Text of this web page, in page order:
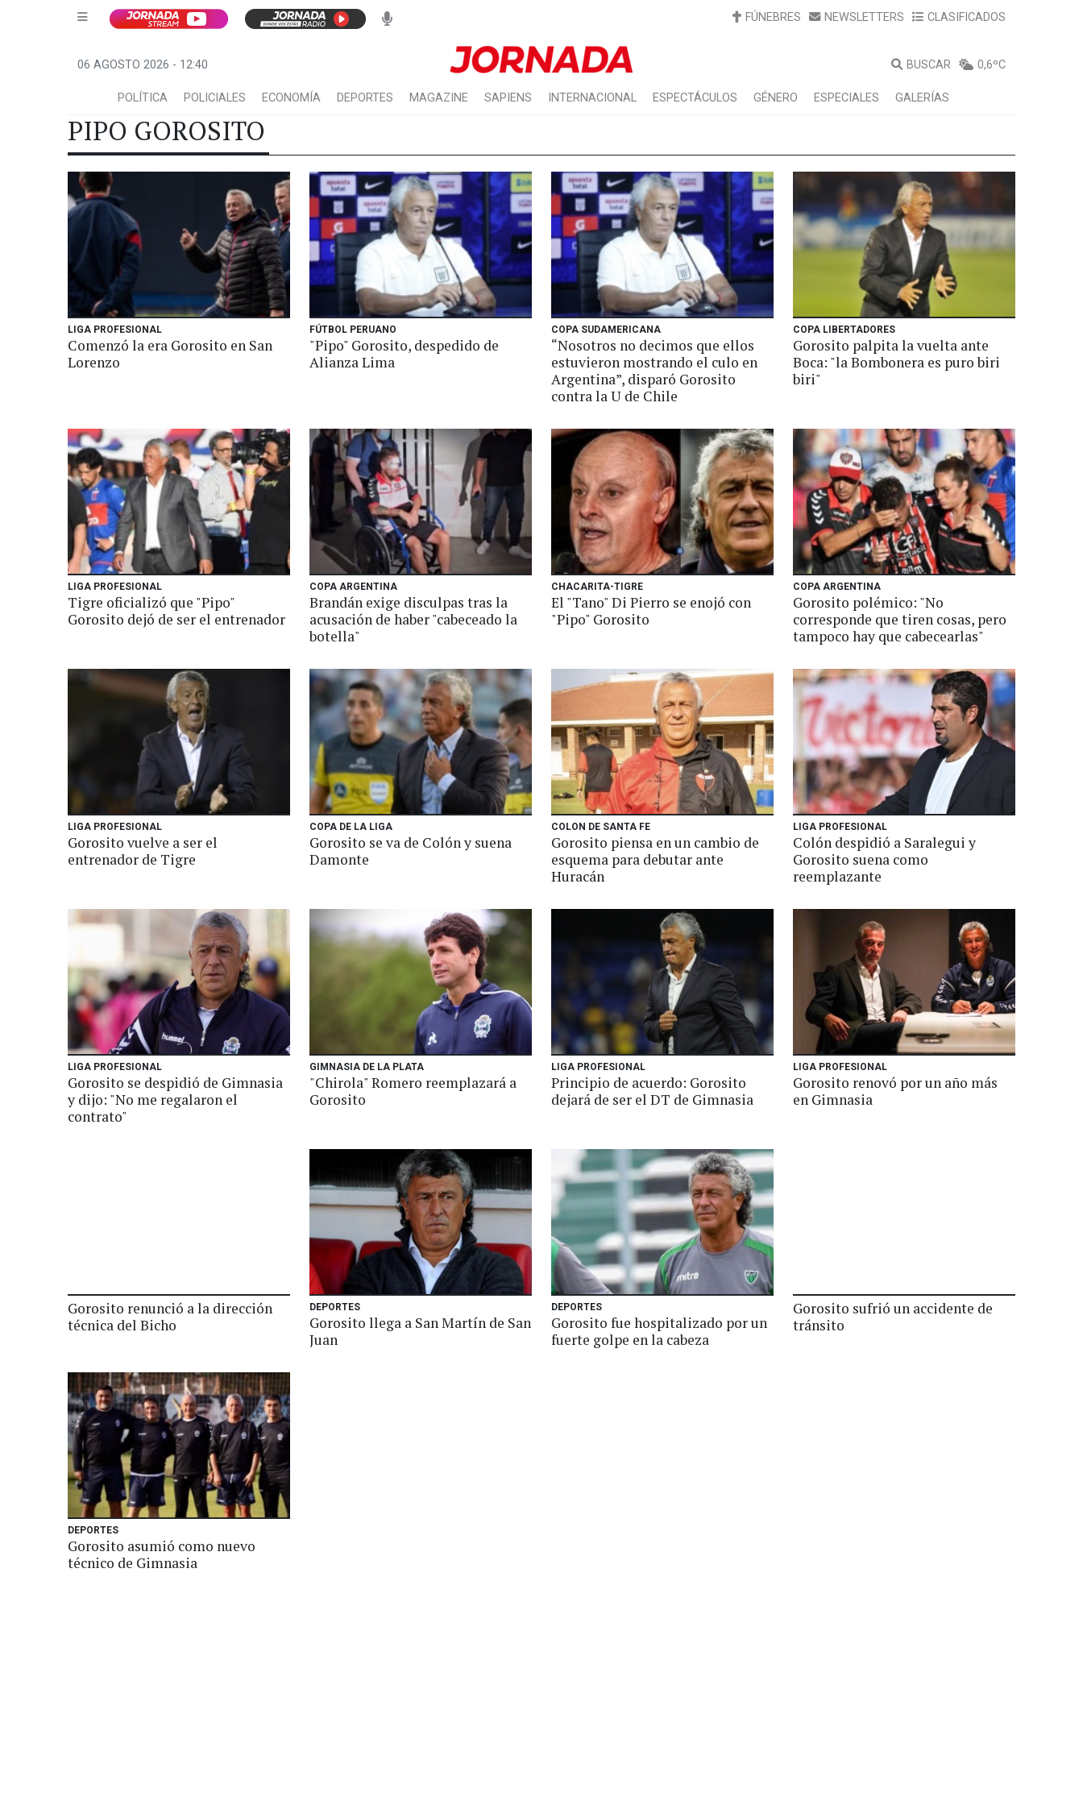
FÚNEBRES NEWSLETTERS CLASIFICADOS
06 AGOSTO 2026 - 12:40 BUSCAR 0,6ºC
POLÍTICA POLICIALES ECONOMÍA DEPORTES MAGAZINE SAPIENS INTERNACIONAL ESPECTÁCULOS GÉNERO ESPECIALES GALERÍAS
PIPO GOROSITO
LIGA PROFESIONAL
Comenzó la era Gorosito en San
Lorenzo
FÚTBOL PERUANO
"Pipo" Gorosito, despedido de
Alianza Lima
COPA SUDAMERICANA
“Nosotros no decimos que ellos
estuvieron mostrando el culo en
Argentina”, disparó Gorosito
contra la U de Chile
COPA LIBERTADORES
Gorosito palpita la vuelta ante
Boca: "la Bombonera es puro biri
biri"
LIGA PROFESIONAL
Tigre oficializó que "Pipo"
Gorosito dejó de ser el entrenador
COPA ARGENTINA
Brandán exige disculpas tras la
acusación de haber "cabeceado la
botella"
CHACARITA-TIGRE
El "Tano" Di Pierro se enojó con
"Pipo" Gorosito
COPA ARGENTINA
Gorosito polémico: "No
corresponde que tiren cosas, pero
tampoco hay que cabecearlas"
LIGA PROFESIONAL
Gorosito vuelve a ser el
entrenador de Tigre
COPA DE LA LIGA
Gorosito se va de Colón y suena
Damonte
COLON DE SANTA FE
Gorosito piensa en un cambio de
esquema para debutar ante
Huracán
LIGA PROFESIONAL
Colón despidió a Saralegui y
Gorosito suena como
reemplazante
LIGA PROFESIONAL
Gorosito se despidió de Gimnasia
y dijo: "No me regalaron el
contrato"
GIMNASIA DE LA PLATA
"Chirola" Romero reemplazará a
Gorosito
LIGA PROFESIONAL
Principio de acuerdo: Gorosito
dejará de ser el DT de Gimnasia
LIGA PROFESIONAL
Gorosito renovó por un año más
en Gimnasia
Gorosito renunció a la dirección
técnica del Bicho
DEPORTES
Gorosito llega a San Martín de San
Juan
DEPORTES
Gorosito fue hospitalizado por un
fuerte golpe en la cabeza
Gorosito sufrió un accidente de
tránsito
DEPORTES
Gorosito asumió como nuevo
técnico de Gimnasia